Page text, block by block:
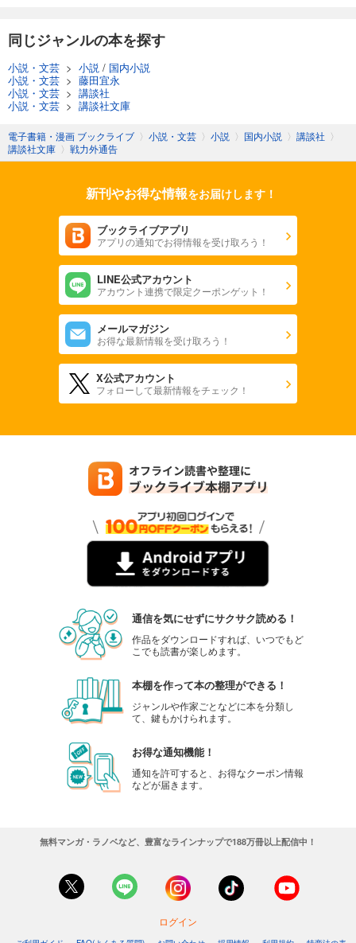
同じジャンルの本を探す
小説・文芸 > 小説 / 国内小説
小説・文芸 > 藤田宜永
小説・文芸 > 講談社
小説・文芸 > 講談社文庫
電子書籍・漫画 ブックライブ 〉 小説・文芸 〉 小説 〉 国内小説 〉 講談社 〉
講談社文庫 〉 戦力外通告
新刊やお得な情報をお届けします！
ブックライブアプリ
アプリの通知でお得情報を受け取ろう！
LINE公式アカウント
アカウント連携で限定クーポンゲット！
メールマガジン
お得な最新情報を受け取ろう！
X公式アカウント
フォローして最新情報をチェック！
通信を気にせずにサクサク読める！
作品をダウンロードすれば、いつでもど
こでも読書が楽しめます。
本棚を作って本の整理ができる！
ジャンルや作家ごとなどに本を分類し
て、鍵もかけられます。
お得な通知機能！
通知を許可すると、お得なクーポン情報
などが届きます。
無料マンガ・ラノベなど、豊富なラインナップで188万冊以上配信中！
ログイン